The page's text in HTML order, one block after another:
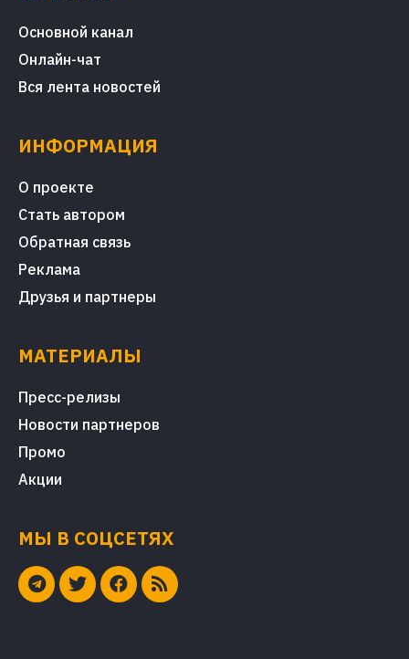
Основной канал
Онлайн-чат
Вся лента новостей
ИНФОРМАЦИЯ
О проекте
Стать автором
Обратная связь
Реклама
Друзья и партнеры
МАТЕРИАЛЫ
Пресс-релизы
Новости партнеров
Промо
Акции
МЫ В СОЦСЕТЯХ